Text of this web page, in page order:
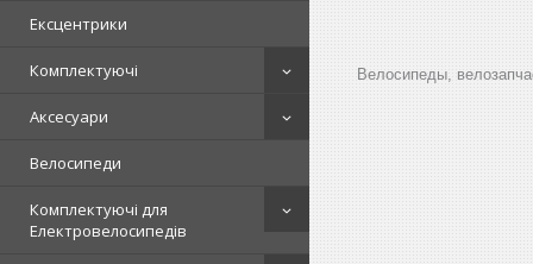
Ексцентрики
Комплектуючі
Аксесуари
Велосипеди
Комплектуючі для
Електровелосипедів
Велосипеды,